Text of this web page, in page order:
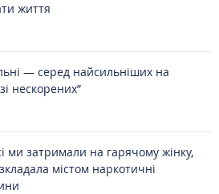
життя
— серед найсильніших на
нескорених”
ми затримали на гарячому жінку,
містом наркотичні